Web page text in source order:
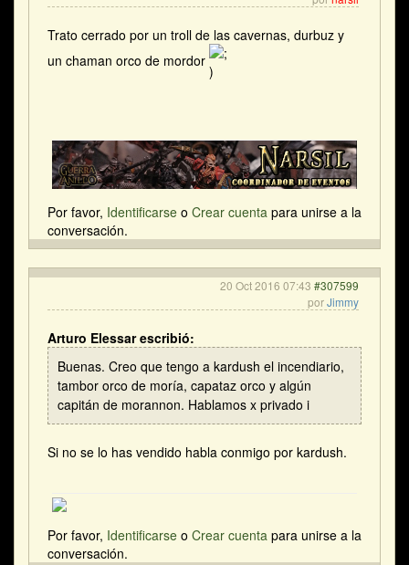
Trato cerrado por un troll de las cavernas, durbuz y
un chaman orco de mordor
Por favor, Identificarse o Crear cuenta para unirse a la
conversación.
20 Oct 2016 07:43 #307599
porJimmy
Arturo Elessar escribió:
Buenas. Creo que tengo a kardush el incendiario,
tambor orco de moría, capataz orco y algún
capitán de morannon. Hablamos x privado i
Si no se lo has vendido habla conmigo por kardush.
Por favor, Identificarse o Crear cuenta para unirse a la
conversación.